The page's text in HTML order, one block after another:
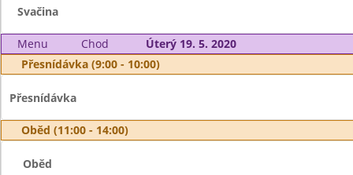
Svačina
Menu Chod
Úterý 19. 5. 2020
Přesnídávka (9:00 - 10:00)
Přesnídávka
Oběd (11:00 - 14:00)
Oběd